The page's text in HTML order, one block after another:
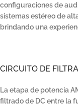
configuraciones de
sistemas estéreo de
brindando una
CIRCUITO DE
La etapa de potencia
filtrado de DC entre la